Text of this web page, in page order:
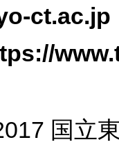
ct.ac.jp
国立